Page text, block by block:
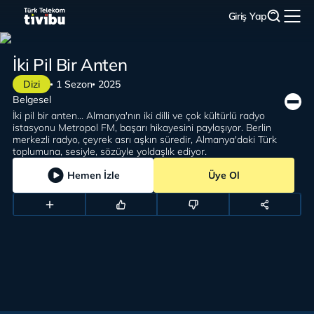
Giriş Yap
Dizi 1 Sezon 2025
İki Pil Bir Anten
İki pil bir anten... Almanya'nın iki dilli ve çok kültürlü radyo
istasyonu Metropol FM, başarı hikayesini paylaşıyor. Berlin
merkezli radyo, çeyrek asrı aşkın süredir, Almanya'daki Türk
toplumuna, sesiyle, sözüyle yoldaşlık ediyor.
Belgesel
Hemen İzle Üye Ol